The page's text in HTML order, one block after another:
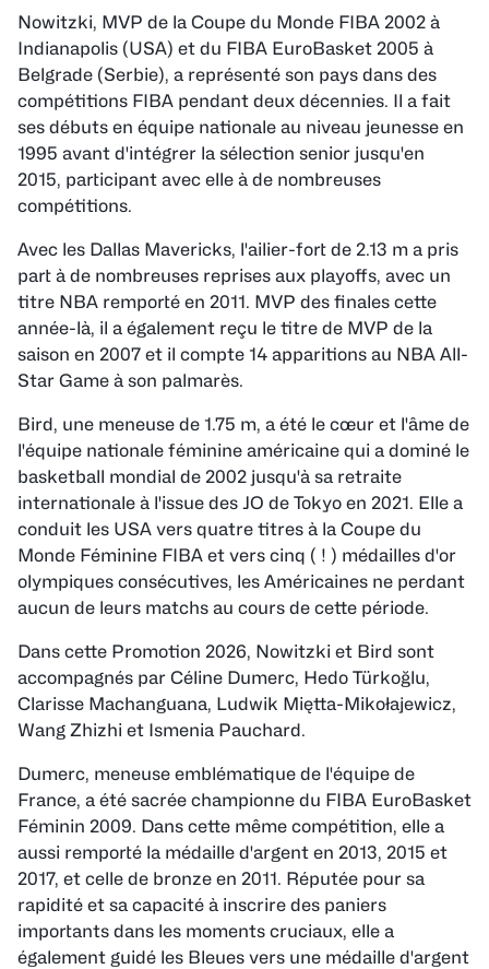
Nowitzki, MVP de la Coupe du Monde FIBA 2002 à
Indianapolis (USA) et du FIBA EuroBasket 2005 à
Belgrade (Serbie), a représenté son pays dans des
compétitions FIBA pendant deux décennies. Il a fait
ses débuts en équipe nationale au niveau jeunesse en
1995 avant d'intégrer la sélection senior jusqu'en
2015, participant avec elle à de nombreuses
compétitions.
Avec les Dallas Mavericks, l'ailier-fort de 2.13 m a pris
part à de nombreuses reprises aux playoffs, avec un
titre NBA remporté en 2011. MVP des finales cette
année-là, il a également reçu le titre de MVP de la
saison en 2007 et il compte 14 apparitions au NBA All-
Star Game à son palmarès.
Bird, une meneuse de 1.75 m, a été le cœur et l'âme de
l'équipe nationale féminine américaine qui a dominé le
basketball mondial de 2002 jusqu'à sa retraite
internationale à l'issue des JO de Tokyo en 2021. Elle a
conduit les USA vers quatre titres à la Coupe du
Monde Féminine FIBA et vers cinq ( ! ) médailles d'or
olympiques consécutives, les Américaines ne perdant
aucun de leurs matchs au cours de cette période.
Dans cette Promotion 2026, Nowitzki et Bird sont
accompagnés par Céline Dumerc, Hedo Türkoğlu,
Clarisse Machanguana, Ludwik Miętta-Mikołajewicz,
Wang Zhizhi et Ismenia Pauchard.
Dumerc, meneuse emblématique de l'équipe de
France, a été sacrée championne du FIBA EuroBasket
Féminin 2009. Dans cette même compétition, elle a
aussi remporté la médaille d'argent en 2013, 2015 et
2017, et celle de bronze en 2011. Réputée pour sa
rapidité et sa capacité à inscrire des paniers
importants dans les moments cruciaux, elle a
également guidé les Bleues vers une médaille d'argent